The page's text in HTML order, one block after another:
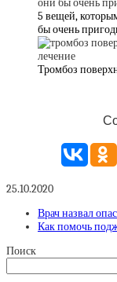
5 вещей,
бы очень
Тромбоз
25.10.2020
Врач назвал
Как помочь
Поиск